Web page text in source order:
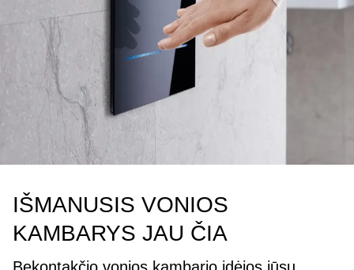
IŠMANUSIS VONIOS
KAMBARYS JAU ČIA